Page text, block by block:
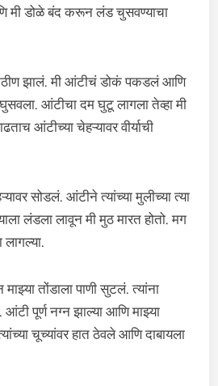
मी डोळे बंद करून लंड चुसवण्याचा
झालं. मी आंटीचं डोकं पकडलं आणि
घुसवला. आंटीचा दम घुटू लागला तेव्हा मी
आंटीच्या चेहऱ्यावर वीर्याची
सोडलं. आंटीने त्यांच्या मुलीच्या त्या
लंडला लावून मी मुठ मारत होतो. मग
तोंडाला पाणी सुटलं. त्यांना
आंटी पूर्ण नग्न झाल्या आणि माझ्या
चूच्यांवर हात ठेवले आणि दाबायला